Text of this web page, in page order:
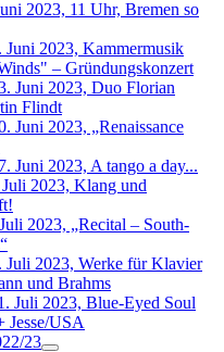
2023, 11 Uhr, Bremen so
Juni 2023, Kammermusik
– Gründungskonzert
Juni 2023, Duo Florian
Flindt
Juni 2023, „Renaissance
Juni 2023, A tango a day...
2023, Klang und
2023, „Recital – South-
Juli 2023, Werke für Klavier
und Brahms
Juli 2023, Blue-Eyed Soul
Jesse/USA
23